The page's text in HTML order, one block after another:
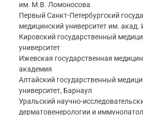
им. М.В. Ломоносова
Первый Санкт-Петербургский
медицинский университет им.
Кировский государственный
университет
Ижевская государственная
академия
Алтайский государственный
университет, Барнаул
Уральский научно-
дерматовенерологии и